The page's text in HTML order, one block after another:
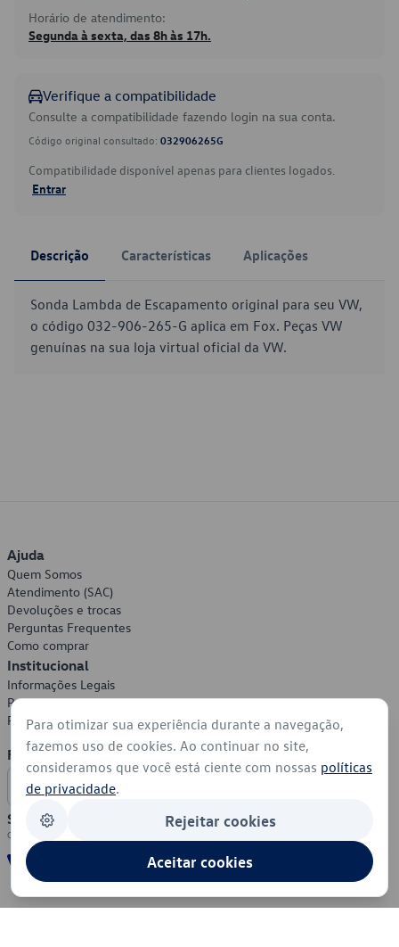
Horário de atendimento:
Segunda à sexta, das 8h às 17h.
Verifique a compatibilidade
Consulte a compatibilidade fazendo login na sua conta.
Código original consultado: 032906265G
Compatibilidade disponível apenas para clientes logados.
Entrar
Descrição Características Aplicações
Sonda Lambda de Escapamento original para seu VW,
o código 032-906-265-G aplica em Fox. Peças VW
genuínas na sua loja virtual oficial da VW.
Ajuda
Quem Somos
Atendimento (SAC)
Devoluções e trocas
Perguntas Frequentes
Como comprar
Institucional
Informações Legais
Política de Privacidade
Política de Cookies
Formas de Pagamento
Segurança
Para otimizar sua experiência durante a navegação,
fazemos uso de cookies. Ao continuar no site,
consideramos que você está ciente com nossas políticas
de privacidade.
Rejeitar cookies
Aceitar cookies